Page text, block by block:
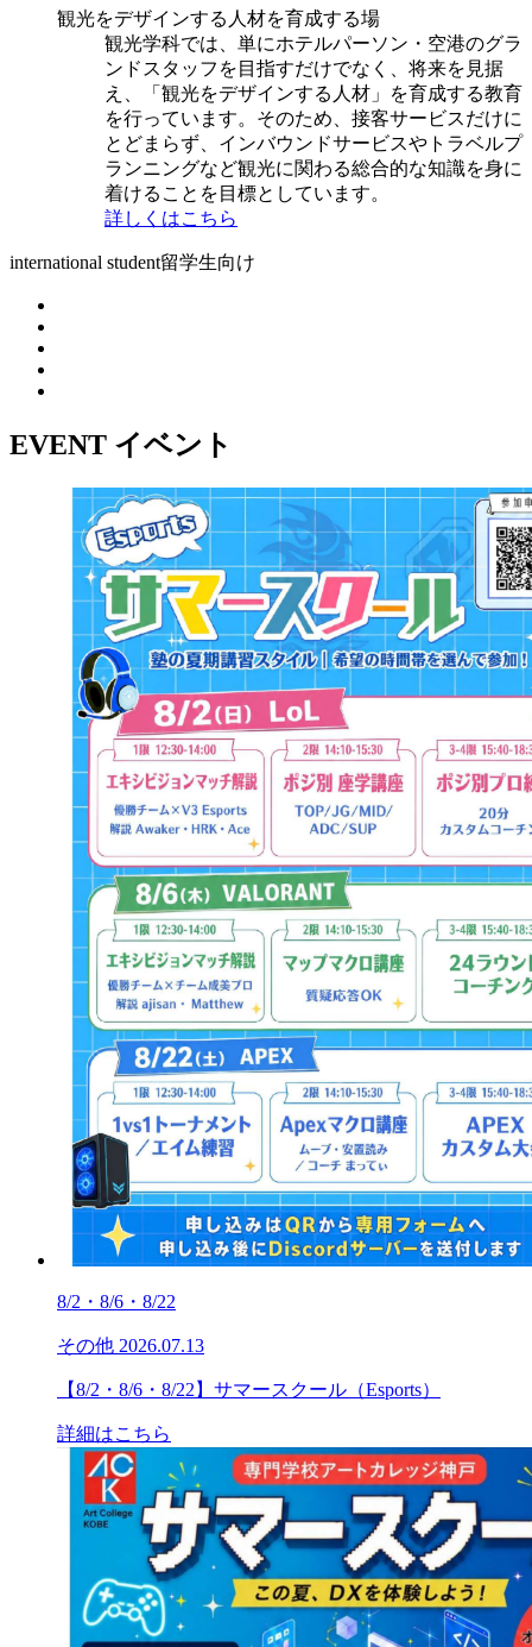
観光をデザインする人材を育成する場
観光学科では、単にホテルパーソン・空港のグラ
ンドスタッフを目指すだけでなく、将来を見据
え、「観光をデザインする人材」を育成する教育
を行っています。そのため、接客サービスだけに
とどまらず、インバウンドサービスやトラベルプ
ランニングなど観光に関わる総合的な知識を身に
着けることを目標としています。
詳しくはこちら
international student留学生向け
EVENT イベント
8/2・8/6・8/22
その他 2026.07.13
【8/2・8/6・8/22】サマースクール（Esports）
詳細はこちら